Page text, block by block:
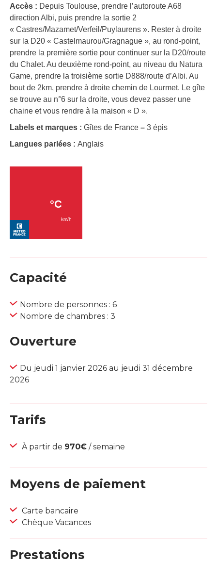
Accès : Depuis Toulouse, prendre l’autoroute A68
direction Albi, puis prendre la sortie 2
« Castres/Mazamet/Verfeil/Puylaurens ». Rester à droite
sur la D20 « Castelmaurou/Gragnague », au rond-point,
prendre la première sortie pour continuer sur la D20/route
du Chalet. Au deuxième rond-point, au niveau du Natura
Game, prendre la troisième sortie D888/route d’Albi. Au
bout de 2km, prendre à droite chemin de Lourmet. Le gîte
se trouve au n°6 sur la droite, vous devez passer une
chaine et vous rendre à la maison « D ».
Labels et marques : Gîtes de France – 3 épis
Langues parlées : Anglais
Capacité
Nombre de personnes : 6
Nombre de chambres : 3
Ouverture
Du jeudi 1 janvier 2026 au jeudi 31 décembre
2026
Tarifs
À partir de 970€ / semaine
Moyens de paiement
Carte bancaire
Chèque Vacances
Prestations